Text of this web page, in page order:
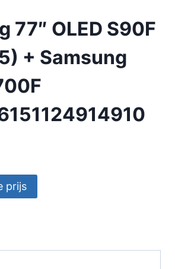
77″ OLED S90F
+ Samsung
prijs